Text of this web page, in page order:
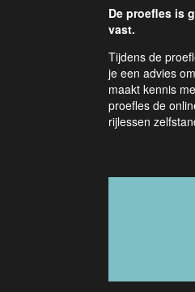
De proefles is
vast.
Tijdens de
je een advies
maakt kennis
proefles de
rijlessen